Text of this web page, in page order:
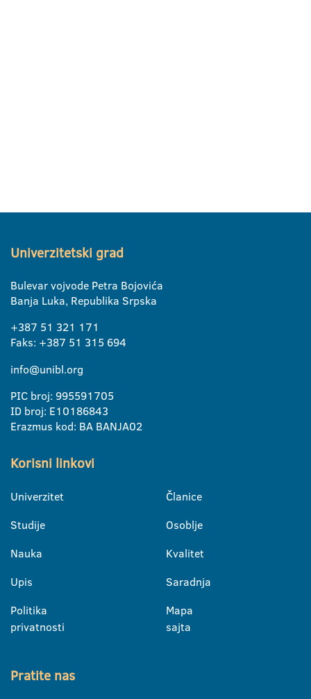
Univerzitetski grad
Bulevar vojvode Petra Bojovića
Banja Luka, Republika Srpska
+387 51 321 171
Faks: +387 51 315 694
info@unibl.org
PIC broj: 995591705
ID broj: E10186843
Erazmus kod: BA BANJA02
Korisni linkovi
Univerzitet
Studije
Nauka
Upis
Politika
privatnosti
Članice
Osoblje
Kvalitet
Saradnja
Mapa
sajta
Pratite nas